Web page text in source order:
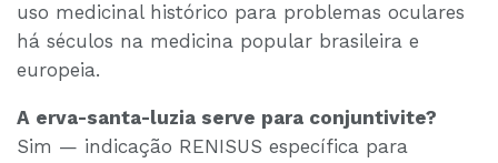
uso medicinal histórico para problemas oculares
há séculos na medicina popular brasileira e
europeia.
A erva-santa-luzia serve para conjuntivite?
Sim — indicação RENISUS específica para